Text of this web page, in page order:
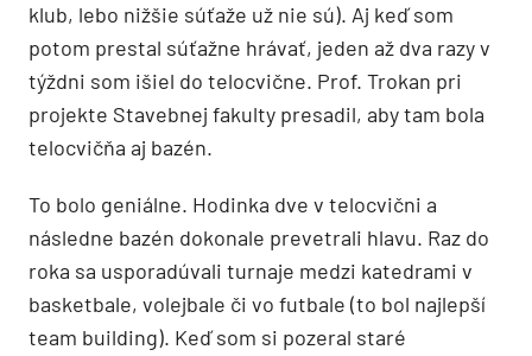
klub, lebo nižšie súťaže už nie sú). Aj keď som
potom prestal súťažne hrávať, jeden až dva razy v
týždni som išiel do telocvične. Prof. Trokan pri
projekte Stavebnej fakulty presadil, aby tam bola
telocvičňa aj bazén.
To bolo geniálne. Hodinka dve v telocvični a
následne bazén dokonale prevetrali hlavu. Raz do
roka sa usporadúvali turnaje medzi katedrami v
basketbale, volejbale či vo futbale (to bol najlepší
team building). Keď som si pozeral staré